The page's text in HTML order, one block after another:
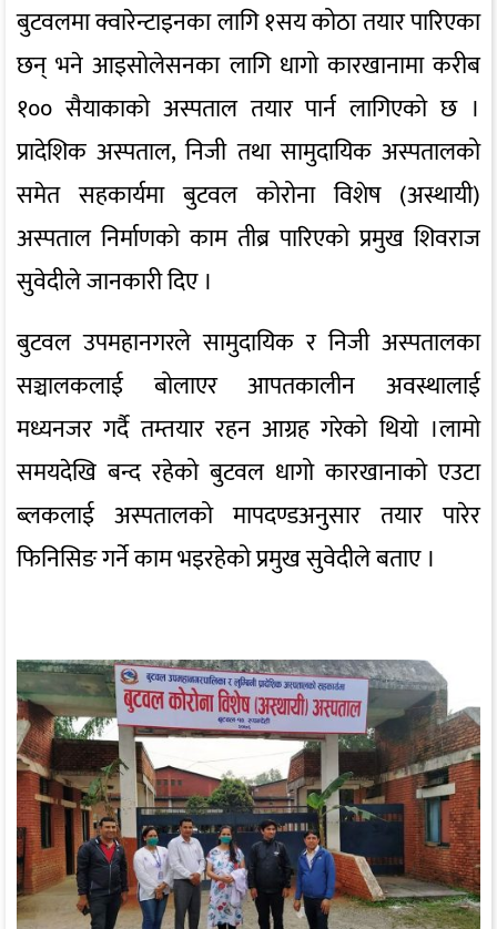
बुटवलमा क्वारेन्टाइनका लागि १सय कोठा तयार पारिएका
छन् भने आइसोलेसनका लागि धागो कारखानामा करीब
१०० सैयाकाको अस्पताल तयार पार्न लागिएको छ ।
प्रादेशिक अस्पताल, निजी तथा सामुदायिक अस्पतालको
समेत सहकार्यमा बुटवल कोरोना विशेष (अस्थायी)
अस्पताल निर्माणको काम तीब्र पारिएको प्रमुख शिवराज
सुवेदीले जानकारी दिए ।
बुटवल उपमहानगरले सामुदायिक र निजी अस्पतालका
सञ्चालकलाई बोलाएर आपतकालीन अवस्थालाई
मध्यनजर गर्दै तम्तयार रहन आग्रह गरेको थियो ।लामो
समयदेखि बन्द रहेको बुटवल धागो कारखानाको एउटा
ब्लकलाई अस्पतालको मापदण्डअनुसार तयार पारेर
फिनिसिङ गर्ने काम भइरहेको प्रमुख सुवेदीले बताए ।